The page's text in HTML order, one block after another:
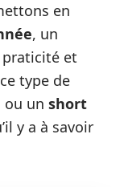
en
, un
et
type de
ou un short
y a à savoir